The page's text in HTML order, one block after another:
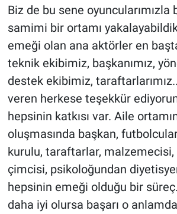
Biz de bu sene oyuncularımızla
samimi bir ortamı
emeği olan ana aktörler en
teknik ekibimiz, başkanımız,
destek ekibimiz,
veren herkese teşekkür
hepsinin katkısı var. Aile
oluşmasında başkan,
kurulu, taraftarlar, malzemecisi,
çimcisi, psikoloğundan
hepsinin emeği olduğu bir
daha iyi olursa başarı o